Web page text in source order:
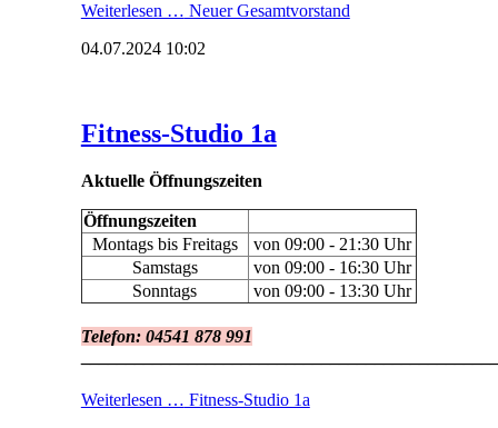
Weiterlesen … Neuer Gesamtvorstand
04.07.2024 10:02
Fitness-Studio 1a
Aktuelle Öffnungszeiten
Öffnungszeiten
Montags bis Freitags
von 09:00 - 21:30 Uhr
Samstags
von 09:00 - 16:30 Uhr
Sonntags
von 09:00 - 13:30 Uhr
Telefon: 04541 878 991
Weiterlesen … Fitness-Studio 1a